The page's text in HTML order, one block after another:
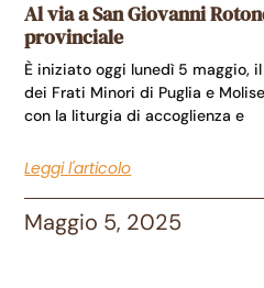
Al via a San Giovanni
provinciale
È iniziato oggi lunedì 5 maggio,
dei Frati Minori di Puglia e
con la liturgia di accoglienza e
Leggi l'articolo
Maggio 5, 2025